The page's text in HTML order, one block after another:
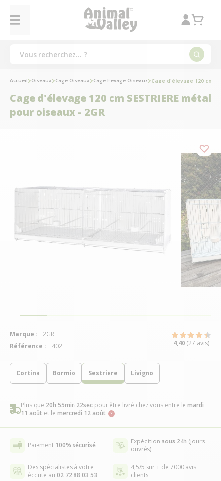
Cortina Bormio Sestriere Livigno
Plus que 20h 55min 22sec pour être livré chez vous entre le mardi
11 août et le mercredi 12 août
Paiement 100% sécurisé Expédition sous 24h (jours
ouvrés)
Des spécialistes à votre
écoute au 02 72 88 03 53
4,5/5 sur + de 7000 avis
clients
Accueil Oiseaux Cage Oiseaux Cage Elevage Oiseaux Cage d'élevage 120 cm
Cage d'élevage 120 cm SESTRIERE métal
pour oiseaux - 2GR
Marque :
2GR
Référence :
402 4,40 (27 avis)